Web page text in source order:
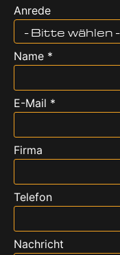
Anrede
- Bitte wählen -
Name *
E-Mail *
Firma
Telefon
Nachricht